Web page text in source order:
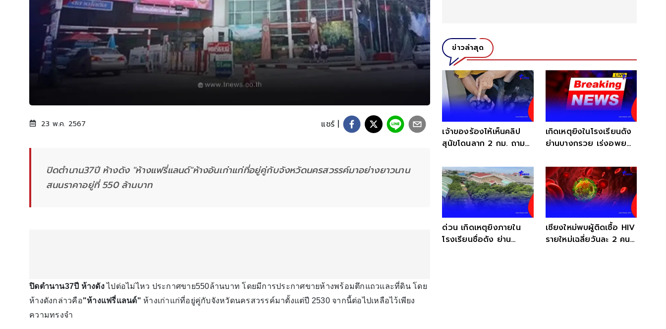
23 พ.ค. 2567 แชร์ |
ปิดตำนาน37ปี ห้างดัง "ห้างแฟรี่แลนด์"ห้างอันเก่าแก่ที่อยู่คู่กับจังหวัดนครสวรรค์มาอย่างยาวนาน
สนนราคาอยู่ที่ 550 ล้านบาท
ปิดตำนาน37ปี ห้างดังไปต่อไม่ไหว ประกาศขาย550ล้านบาท โดยมีการประกาศขายห้างพร้อมตึกแถวและที่ดิน โดย
ห้างดังกล่าวคือ"ห้างแฟรี่แลนด์" ห้างเก่าแก่ที่อยู่คู่กับจังหวัดนครสวรรค์มาตั้งแต่ปี 2530 จากนี้ต่อไปเหลือไว้เพียง
ความทรงจำ
ข่าวล่าสุด
เจ้าของร้องไห้เห็นคลิป
สุนัขโดนลาก 2 กม. ถาม
เกิดเหตุยิงในโรงเรียนดัง
ย่านบางกรวย เร่งอพยพ
ด่วน เกิดเหตุยิงภายใน
โรงเรียนชื่อดัง ย่าน
เชียงใหม่พบผู้ติดเชื้อ HIV
รายใหม่เฉลี่ยวันละ 2 คน